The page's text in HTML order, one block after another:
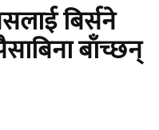
बिर्सने
बाँच्छन्